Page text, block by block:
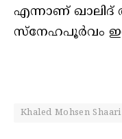
എന്നാണ്
സ്‌നേഹപൂര്‍വം
Khaled Mohsen Shaari